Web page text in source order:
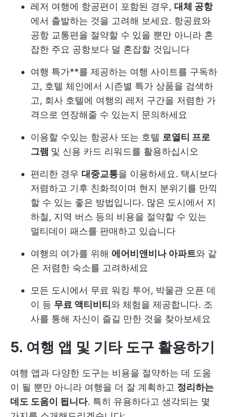
레저 여행에 항공편이 포함된 경우, 대체 공항
에서 출발하는 것을 고려해 보세요. 항공료와
공항 교통편을 절약할 수 있을 뿐만 아니라 혼
잡한 주요 공항보다 덜 혼잡할 것입니다
여행 특가**를 제공하는 여행 사이트를 구독하
고, 호텔 체인에서 시즌별 특가 상품을 검색하
고, 회사 호텔에 여행의 레저 구간을 저렴한 가
격으로 연장해줄 수 있는지 문의하세요
이용할 수있는 항공사 또는 호텔 로열티 프로
그램 및 신용 카드 리워드를 활용하십시오
편리한 경우 대중교통을 이용하세요. 택시보다
저렴하고 기후 친화적이며 현지 분위기를 만끽
할 수 있는 좋은 방법입니다. 많은 도시에서 지
하철, 지역 버스 등의 비용을 절약할 수 있는
멀티데이 패스를 판매하고 있습니다
여행의 여가를 위해 에어비앤비나 아파트와 같
은 저렴한 숙소를 고려하세요
모든 도시에서 무료 워킹 투어, 박물관 오픈 데
이 등 무료 액티비티와 체험을 제공합니다. 조
사를 통해 자신이 즐길 만한 것을 찾아보세요
5. 여행 앱 및 기타 도구 활용하기
여행 앱과 다양한 도구는 비용을 절약하는 데 도움
이 될 뿐만 아니라 여행을 더 잘 계획하고 정리하는
데도 도움이 됩니다. 특히 유용하다고 생각되는 몇